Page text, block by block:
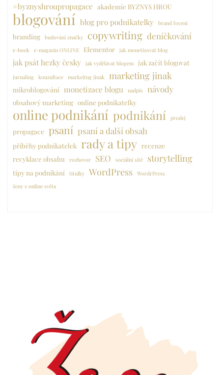
#byznyshroupropagace akademie BYZNYS HROU
blogování blog pro podnikatelky brand focení
branding budování značky copywriting deníčkování
e-book e-magazín ONLINE Elementor jak monetizovat blog
jak psát hezky česky jak vydělávat blogem jak začít blogovat
jurnaling kouzultace markeitng jinak marketing jinak
mikroblogování monetizace blogu nadpis návody
obsahový marketing online podnikatelky
online podnikání podnikání prodej
propagace psaní psaní a další obsah
příběhy podnikatelek rady a tipy recenze
recyklace obsahu
rozhovor SEO sociální sítě storytelling
tipy na podnikání titulky WordPress WordrPress
ženy z online světa